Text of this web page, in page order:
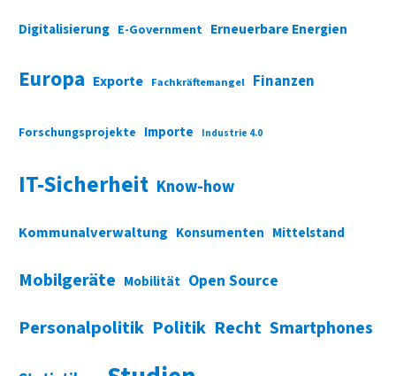
Digitalisierung E-Government Erneuerbare Energien
Europa Exporte Fachkräftemangel Finanzen
Forschungsprojekte Importe Industrie 4.0
IT-Sicherheit Know-how
Kommunalverwaltung Konsumenten Mittelstand
Mobilgeräte Mobilität Open Source
Personalpolitik Politik Recht Smartphones